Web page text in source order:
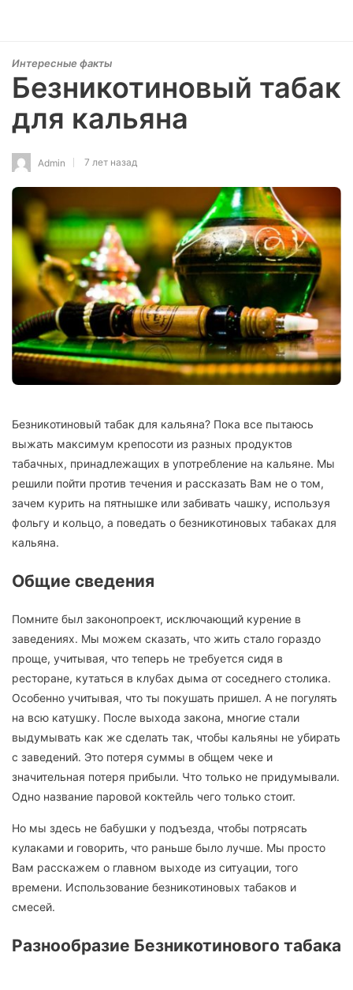
Интересные факты
Безникотиновый табак
для кальяна
Admin 7 лет назад
Безникотиновый табак для кальяна? Пока все пытаюсь
выжать максимум крепосоти из разных продуктов
табачных, принадлежащих в употребление на кальяне. Мы
решили пойти против течения и рассказать Вам не о том,
зачем курить на пятнышке или забивать чашку, используя
фольгу и кольцо, а поведать о безникотиновых табаках для
кальяна.
Общие сведения
Помните был законопроект, исключающий курение в
заведениях. Мы можем сказать, что жить стало гораздо
проще, учитывая, что теперь не требуется сидя в
ресторане, кутаться в клубах дыма от соседнего столика.
Особенно учитывая, что ты покушать пришел. А не погулять
на всю катушку. После выхода закона, многие стали
выдумывать как же сделать так, чтобы кальяны не убирать
с заведений. Это потеря суммы в общем чеке и
значительная потеря прибыли. Что только не придумывали.
Одно название паровой коктейль чего только стоит.
Но мы здесь не бабушки у подъезда, чтобы потрясать
кулаками и говорить, что раньше было лучше. Мы просто
Вам расскажем о главном выходе из ситуации, того
времени. Использование безникотиновых табаков и
смесей.
Разнообразие Безникотинового табака